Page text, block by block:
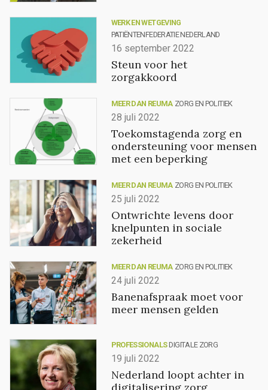
WERK EN WETGEVING
PATIËNTENFEDERATIE NEDERLAND
16 september 2022
Steun voor het
zorgakkoord
MEER DAN REUMA ZORG EN POLITIEK
28 juli 2022
Toekomstagenda zorg en
ondersteuning voor mensen
met een beperking
MEER DAN REUMA ZORG EN POLITIEK
25 juli 2022
Ontwrichte levens door
knelpunten in sociale
zekerheid
MEER DAN REUMA ZORG EN POLITIEK
24 juli 2022
Banenafspraak moet voor
meer mensen gelden
PROFESSIONALS DIGITALE ZORG
19 juli 2022
Nederland loopt achter in